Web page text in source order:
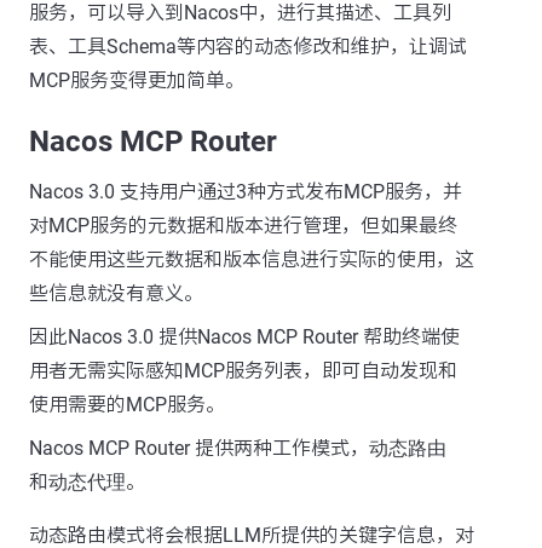
服务，可以导入到Nacos中，进行其描述、工具列
表、工具Schema等内容的动态修改和维护，让调试
MCP服务变得更加简单。
Nacos MCP Router
Nacos 3.0 支持用户通过3种方式发布MCP服务，并
对MCP服务的元数据和版本进行管理，但如果最终
不能使用这些元数据和版本信息进行实际的使用，这
些信息就没有意义。
因此Nacos 3.0 提供Nacos MCP Router 帮助终端使
用者无需实际感知MCP服务列表，即可自动发现和
使用需要的MCP服务。
Nacos MCP Router 提供两种工作模式， 动态路由
和动态代理。
动态路由模式将会根据LLM所提供的关键字信息，对